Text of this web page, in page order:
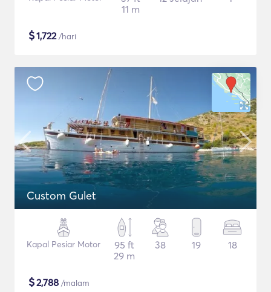
11 m
$1,722/hari
Custom Gulet
Kapal Pesiar Motor
95 ft
29 m
38 19 18
$2,788 /malam